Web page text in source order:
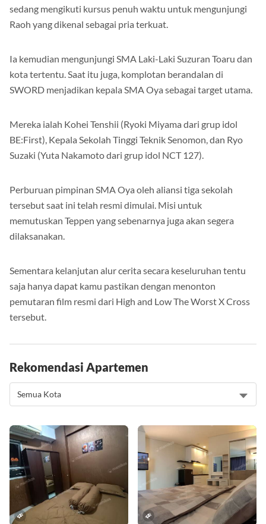
sedang mengikuti kursus penuh waktu untuk mengunjungi
Raoh yang dikenal sebagai pria terkuat.
Ia kemudian mengunjungi SMA Laki-Laki Suzuran Toaru dan
kota tertentu. Saat itu juga, komplotan berandalan di
SWORD menjadikan kepala SMA Oya sebagai target utama.
Mereka ialah Kohei Tenshii (Ryoki Miyama dari grup idol
BE:First), Kepala Sekolah Tinggi Teknik Senomon, dan Ryo
Suzaki (Yuta Nakamoto dari grup idol NCT 127).
Perburuan pimpinan SMA Oya oleh aliansi tiga sekolah
tersebut saat ini telah resmi dimulai. Misi untuk
memutuskan Teppen yang sebenarnya juga akan segera
dilaksanakan.
Sementara kelanjutan alur cerita secara keseluruhan tentu
saja hanya dapat kamu pastikan dengan menonton
pemutaran film resmi dari High and Low The Worst X Cross
tersebut.
Rekomendasi Apartemen